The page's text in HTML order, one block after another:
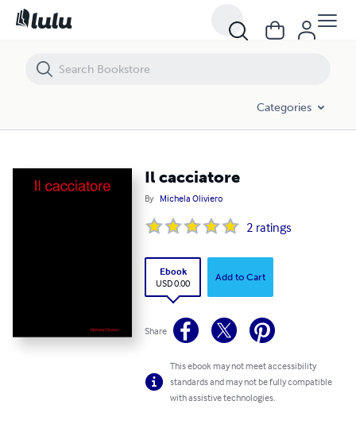
Categories
Il cacciatore
By Michela Oliviero
2 ratings
Ebook
USD 0.00
Add to Cart
Share
This ebook may not meet accessibility
standards and may not be fully compatible
with assistive technologies.
Il cacciatore